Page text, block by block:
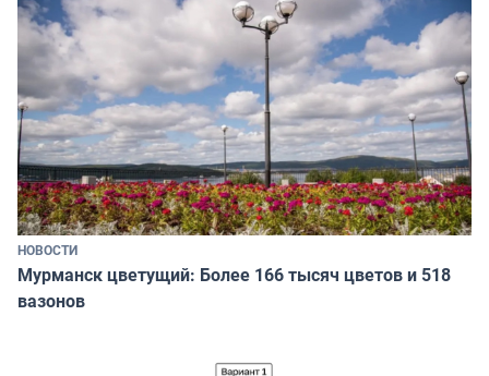
НОВОСТИ
Мурманск цветущий: Более 166 тысяч цветов и 518
вазонов